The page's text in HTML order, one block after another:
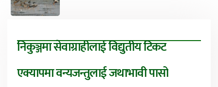
निकुञ्जमा सेवाग्राहीलाई विद्युतीय टिकट
एक्यापमा वन्यजन्तुलाई जथाभावी पासो